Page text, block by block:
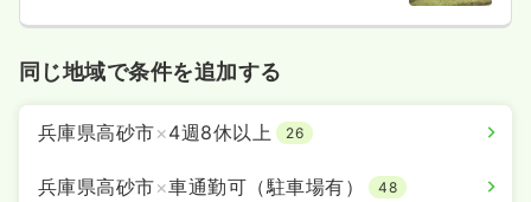
同じ地域で条件を追加する
兵庫県高砂市×4週8休以上 26
兵庫県高砂市×車通勤可（駐車場有） 48